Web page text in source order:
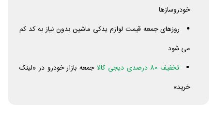
خودروسازها
روزهای جمعه قیمت لوازم یدکی ماشین بدون نیاز به کد کم
می شود
تخفیف 80 درصدی دیجی کالا
جمعه بازار خودرو در «لینک
خرید»